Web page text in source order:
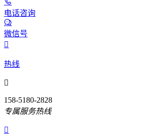
电话咨询
微信号

热线

158-5180-2828
专属服务热线
